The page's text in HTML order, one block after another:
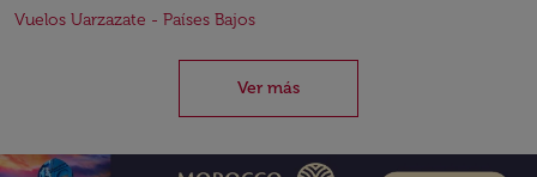
Vuelos Uarzazate - Países Bajos
Ver más